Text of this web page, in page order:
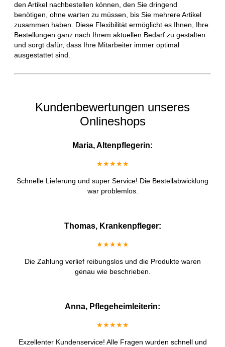
den Artikel nachbestellen können, den Sie dringend
benötigen, ohne warten zu müssen, bis Sie mehrere Artikel
zusammen haben. Diese Flexibilität ermöglicht es Ihnen, Ihre
Bestellungen ganz nach Ihrem aktuellen Bedarf zu gestalten
und sorgt dafür, dass Ihre Mitarbeiter immer optimal
ausgestattet sind.
Kundenbewertungen unseres
Onlineshops
Maria, Altenpflegerin:
★★★★★
Schnelle Lieferung und super Service! Die Bestellabwicklung
war problemlos.
Thomas, Krankenpfleger:
★★★★★
Die Zahlung verlief reibungslos und die Produkte waren
genau wie beschrieben.
Anna, Pflegeheimleiterin:
★★★★★
Exzellenter Kundenservice! Alle Fragen wurden schnell und